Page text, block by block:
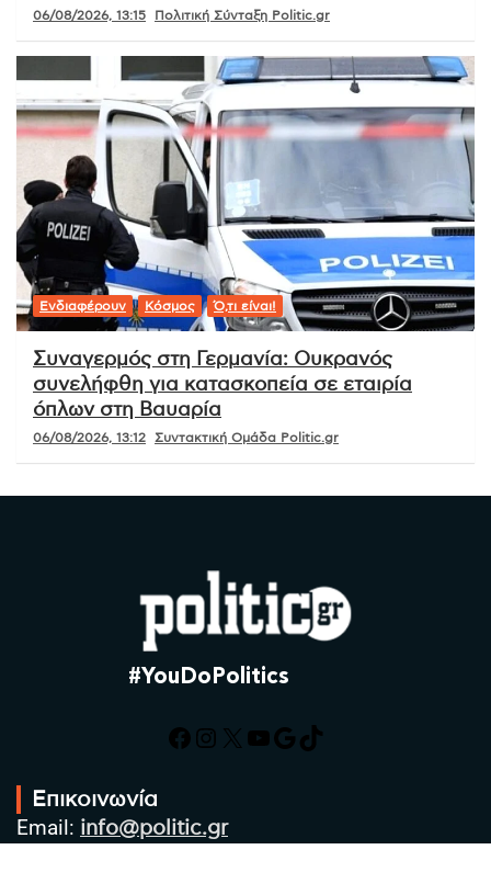
06/08/2026, 13:15 Πολιτική Σύνταξη Politic.gr
Ενδιαφέρουν Κόσμος Ό,τι είναι!
Συναγερμός στη Γερμανία: Ουκρανός
συνελήφθη για κατασκοπεία σε εταιρία
όπλων στη Βαυαρία
06/08/2026, 13:12 Συντακτική Ομάδα Politic.gr
#YouDoPolitics
Facebook
Instagram
X YouTube
Google
TikTok
Επικοινωνία
Email: info@politic.gr